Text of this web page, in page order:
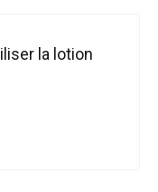
la lotion